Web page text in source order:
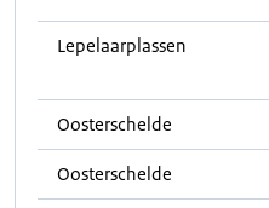
Lepelaarplassen
Oosterschelde
Oosterschelde